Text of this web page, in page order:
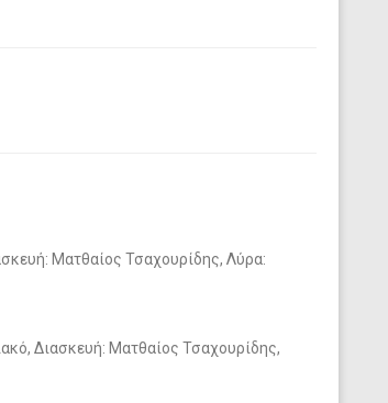
Ματθαίος Τσαχουρίδης, Λύρα:
Διασκευή: Ματθαίος Τσαχουρίδης,